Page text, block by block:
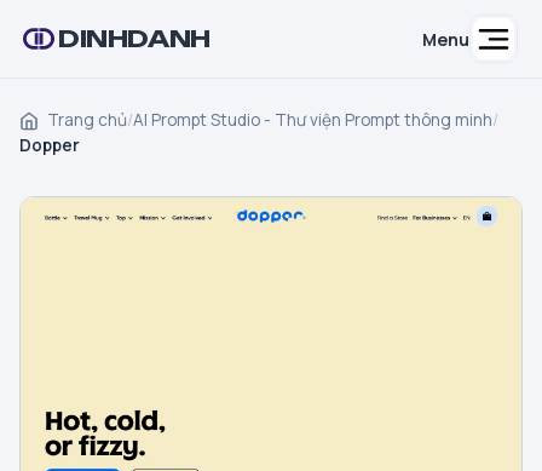
DINHDANH Menu
Trang chủ/AI Prompt Studio - Thư viện Prompt thông minh/
Dopper